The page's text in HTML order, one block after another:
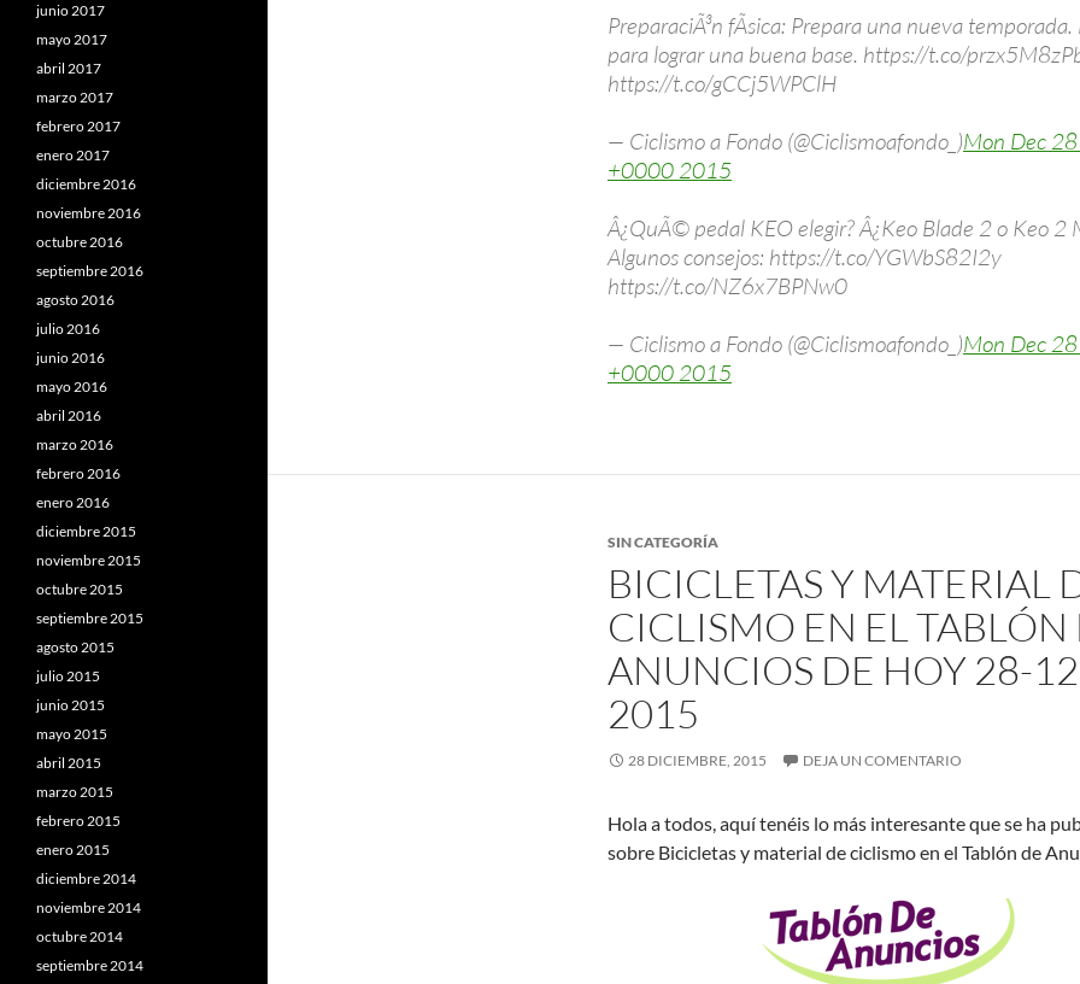
PreparaciÃ³n fÃ­sica: Prepara una nueva temporada.
para lograr una buena base. https://t.co/
https://t.co/gCCj5WPClH
— Ciclismo a Fondo (@Ciclismoafondo_)Mon Dec
+0000 2015
Â¿QuÃ© pedal KEO elegir? Â¿Keo Blade 2 o Keo 2
Algunos consejos: https://t.co/YGWbS82I2y
https://t.co/NZ6x7BPNw0
— Ciclismo a Fondo (@Ciclismoafondo_)Mon Dec
+0000 2015
SIN CATEGORÍA
BICICLETAS Y MATERIAL
CICLISMO EN EL TABLÓN
ANUNCIOS DE HOY 28-
2015
28 DICIEMBRE, 2015 DEJA UN COMENTARIO
Hola a todos, aquí tenéis lo más interesante que se ha
sobre Bicicletas y material de ciclismo en el Tablón de
junio 2017
mayo 2017
abril 2017
marzo 2017
febrero 2017
enero 2017
diciembre 2016
noviembre 2016
octubre 2016
septiembre 2016
agosto 2016
julio 2016
junio 2016
mayo 2016
abril 2016
marzo 2016
febrero 2016
enero 2016
diciembre 2015
noviembre 2015
octubre 2015
septiembre 2015
agosto 2015
julio 2015
junio 2015
mayo 2015
abril 2015
marzo 2015
febrero 2015
enero 2015
diciembre 2014
noviembre 2014
octubre 2014
septiembre 2014